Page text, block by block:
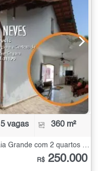
5 vagas 360 m²
Casa Térrea à Venda no Jardim Praia Grande com 2 quartos - 360 m²
R$ 250.000